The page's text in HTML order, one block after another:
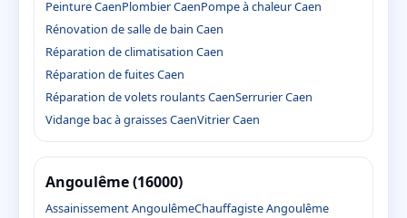
Peinture CaenPlombier CaenPompe à chaleur Caen
Rénovation de salle de bain Caen
Réparation de climatisation Caen
Réparation de fuites Caen
Réparation de volets roulants CaenSerrurier Caen
Vidange bac à graisses CaenVitrier Caen
Angoulême (16000)
Assainissement AngoulêmeChauffagiste Angoulême